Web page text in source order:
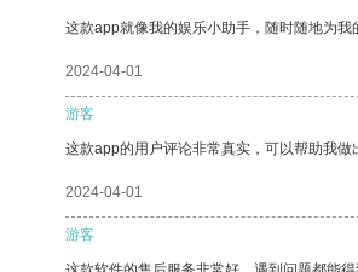
这款app就像我的娱乐小助手，随时随地为我
2024-04-01
游客
这款app的用户评论非常真实，可以帮助我做
2024-04-01
游客